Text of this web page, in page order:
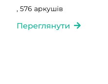
, 576 аркушів
Переглянути